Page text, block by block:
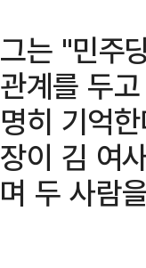
그는 "민주
관계를 두
명히 기억
장이 김 여
며 두 사람